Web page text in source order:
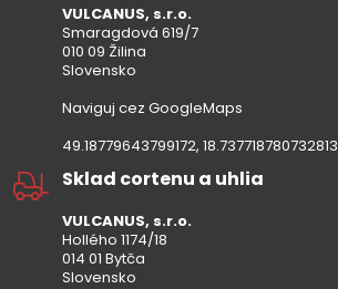
VULCANUS, s.r.o.
Smaragdová 619/7
010 09 Žilina
Slovensko
Naviguj cez GoogleMaps
49.18779643799172, 18.737718780732813
Sklad cortenu a uhlia
VULCANUS, s.r.o.
Hollého 1174/18
014 01 Bytča
Slovensko